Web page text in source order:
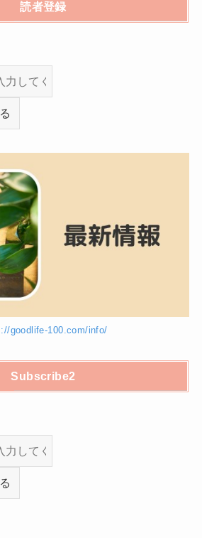
読者登録
goodlife-100.com/info/
Subscribe2